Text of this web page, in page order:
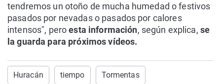
tendremos un otoño de mucha humedad o festivos
pasados por nevadas o pasados por calores
intensos", peroesta información, según explica, se
la guarda para próximos vídeos.
Huracán tiempo Tormentas